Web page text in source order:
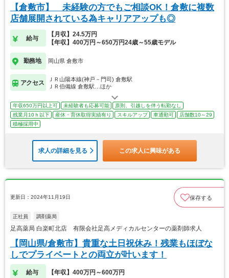
【倉敷市】 未経験の方でもご相談OK！倉敷に複数
店舗展開されている為キャリアアップも◎
給与
【月収】24.5万円
【年収】400万円～650万円24歳～55歳モデル
勤務地 岡山県 倉敷市
アクセス
ＪＲ山陽本線(神戸－門司) 倉敷駅
ＪＲ伯備線 倉敷駅…ほか
年収650万円以上可 未経験者も応募可能
原則、引越しを伴う転勤なし
残業月10ｈ以下
産休・育休取得実績有り スキルアップ 車通勤可
店舗数10～29
積極採用中
求人の詳細を見る この求人に興味がある
更新日：2024年11月19日 保存する
正社員 調剤薬局
足高薬局 白楽町北店 有限会社足高メディカルセンターの薬剤師求人
【岡山県/倉敷市】貴重な土日祝休み！残業もほぼな
しでプライベートとの両立が叶います！
給与 【年収】400万円～600万円